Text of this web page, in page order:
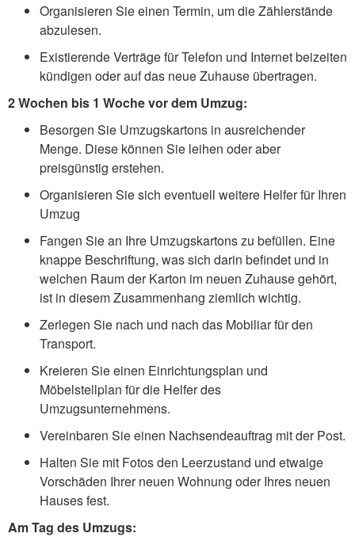
Organisieren Sie einen Termin, um die Zählerstände
abzulesen.
Existierende Verträge für Telefon und Internet beizeiten
kündigen oder auf das neue Zuhause übertragen.
2 Wochen bis 1 Woche vor dem Umzug:
Besorgen Sie Umzugskartons in ausreichender
Menge. Diese können Sie leihen oder aber
preisgünstig erstehen.
Organisieren Sie sich eventuell weitere Helfer für Ihren
Umzug
Fangen Sie an Ihre Umzugskartons zu befüllen. Eine
knappe Beschriftung, was sich darin befindet und in
welchen Raum der Karton im neuen Zuhause gehört,
ist in diesem Zusammenhang ziemlich wichtig.
Zerlegen Sie nach und nach das Mobiliar für den
Transport.
Kreieren Sie einen Einrichtungsplan und
Möbelstellplan für die Helfer des
Umzugsunternehmens.
Vereinbaren Sie einen Nachsendeauftrag mit der Post.
Halten Sie mit Fotos den Leerzustand und etwaige
Vorschäden Ihrer neuen Wohnung oder Ihres neuen
Hauses fest.
Am Tag des Umzugs: